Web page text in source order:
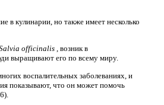
в кулинарии, но также имеет несколько
officinalis , возник в
выращивают его по всему миру.
воспалительных заболеваниях, и
показывают, что он может помочь